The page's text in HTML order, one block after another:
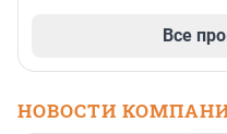
Все
НОВОСТИ